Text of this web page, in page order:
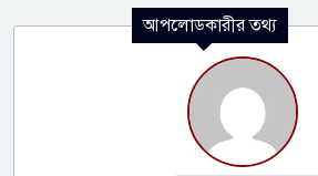
আপলোডকারীর তথ্য